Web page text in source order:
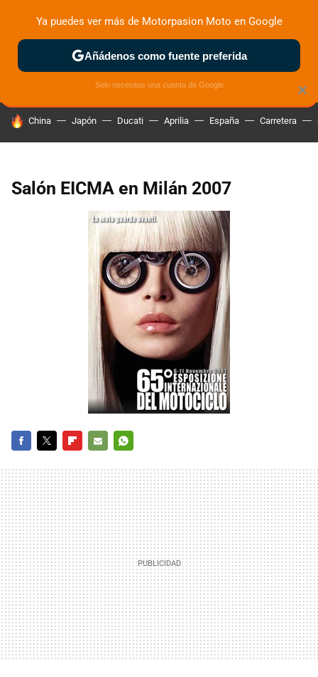
ZONA DE PRUEBAS DEPORTIVAS MOTOS ELÉCTRICAS
HOY SE HABLA DE
China Japón Ducati Aprilia España Carretera
Salón EICMA en Milán 2007
MAIL
×
Ya puedes ver más de Motorpasion Moto en Google
Añádenos como fuente preferida
Solo necesitas una cuenta de Google